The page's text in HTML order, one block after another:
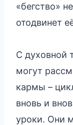
«бегство»
отодвинет
С духовной
могут
кармы –
вновь и
уроки. Они